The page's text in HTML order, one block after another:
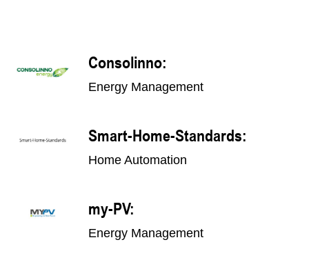
Consolinno:
Energy Management
Smart-Home-Standards:
Home Automation
my-PV:
Energy Management